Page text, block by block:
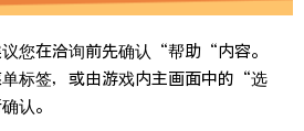
您在洽询前先确认“帮助“内容。
标签，或由游戏内主画面中的“选
认。